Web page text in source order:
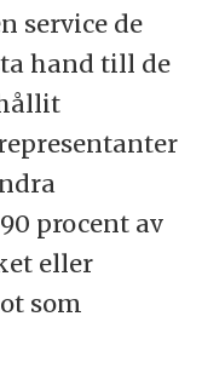
service de
hand till de
procent av
eller
som